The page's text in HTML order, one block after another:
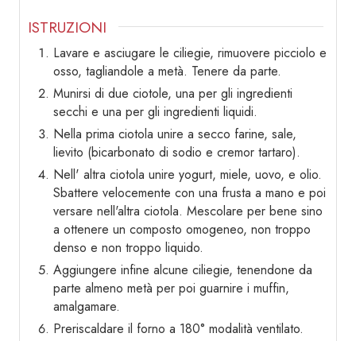
ISTRUZIONI
Lavare e asciugare le ciliegie, rimuovere picciolo e
osso, tagliandole a metà. Tenere da parte.
Munirsi di due ciotole, una per gli ingredienti
secchi e una per gli ingredienti liquidi.
Nella prima ciotola unire a secco farine, sale,
lievito (bicarbonato di sodio e cremor tartaro).
Nell' altra ciotola unire yogurt, miele, uovo, e olio.
Sbattere velocemente con una frusta a mano e poi
versare nell'altra ciotola. Mescolare per bene sino
a ottenere un composto omogeneo, non troppo
denso e non troppo liquido.
Aggiungere infine alcune ciliegie, tenendone da
parte almeno metà per poi guarnire i muffin,
amalgamare.
Preriscaldare il forno a 180° modalità ventilato.